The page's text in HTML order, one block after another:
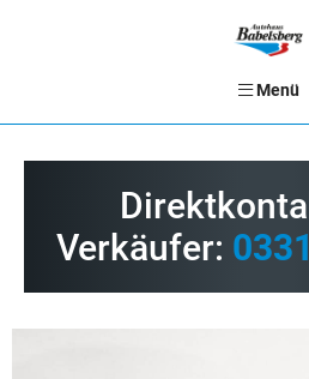
Menü
Verkäufer: